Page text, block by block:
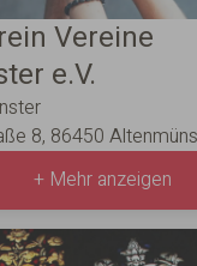
Vereine
e.V.
8, 86450
+ Mehr anzeigen